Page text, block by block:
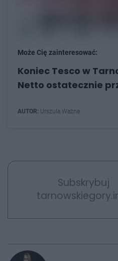
Może Cię zainteresować:
Koniec Tesco w
Netto ostatecznie
AUTOR: Urszula Ważna
Subskrybuj